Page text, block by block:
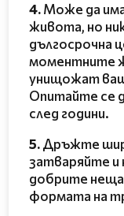
4.Може да
живота, но
дългосрочна
моментните
унищожат
Опитайте се
след години.
5.Дръжте
затваряйте и
добрите
формата на